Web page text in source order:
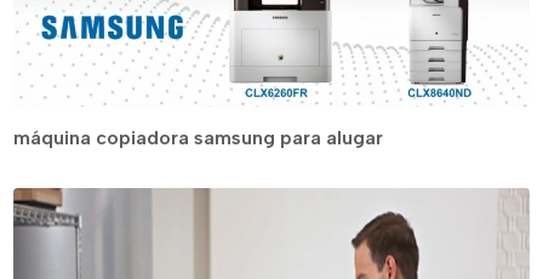
máquina copiadora samsung para alugar